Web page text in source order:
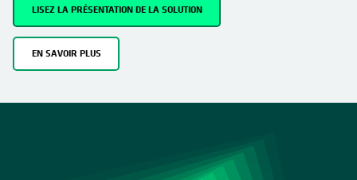
LISEZ LA PRÉSENTATION DE LA SOLUTION
EN SAVOIR PLUS